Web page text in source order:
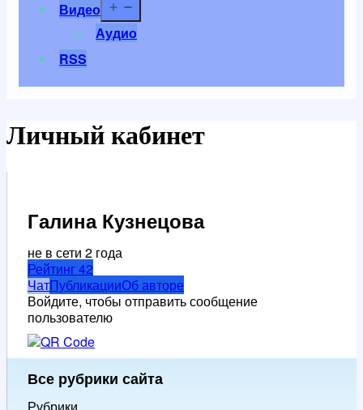
Видео
Аудио
RSS
Личный кабинет
Галина Кузнецова
не в сети 2 года
Рейтинг42
ЧатПубликацииОб авторе
Войдите, чтобы отправить сообщение
пользователю
Все рубрики сайта
Рубрики